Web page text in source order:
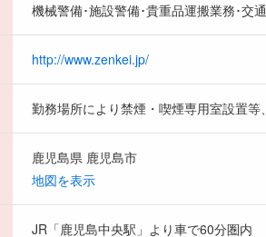
機械警備･施設警備･貴重品運搬業務･交
http://www.zenkei.jp/
勤務場所により禁煙・喫煙専用室設置等
鹿児島県 鹿児島市
地図を表示
JR「鹿児島中央駅」より車で60分圏内